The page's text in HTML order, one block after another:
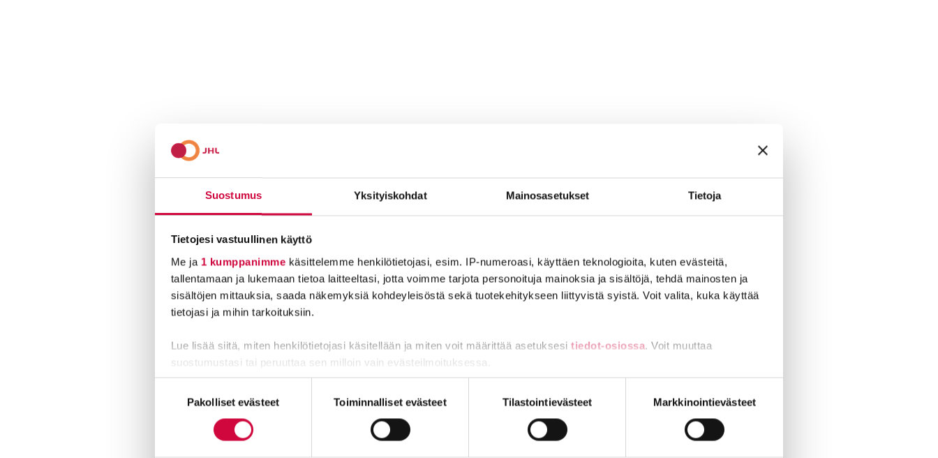
Suostumus Yksityiskohdat Mainosasetukset Tietoja
Tietojesi vastuullinen käyttö
Me ja 1 kumppanimme käsittelemme henkilötietojasi, esim. IP-numeroasi, käyttäen teknologioita, kuten evästeitä,
tallentamaan ja lukemaan tietoa laitteeltasi, jotta voimme tarjota personoituja mainoksia ja sisältöjä, tehdä mainosten ja
sisältöjen mittauksia, saada näkemyksiä kohdeyleisöstä sekä tuotekehitykseen liittyvistä syistä. Voit valita, kuka käyttää
tietojasi ja mihin tarkoituksiin.
Lue lisää siitä, miten henkilötietojasi käsitellään ja miten voit määrittää asetuksesi tiedot-osiossa. Voit muuttaa
suostumustasi tai peruuttaa sen milloin vain evästeilmoituksessa.
Evästeistä osa on välttämättömiä, osa sivuston toimintaa parantavia, ja osaa käytetään tilastointi- tai
Pakolliset evästeet Toiminnalliset evästeet Tilastointievästeet Markkinointievästeet